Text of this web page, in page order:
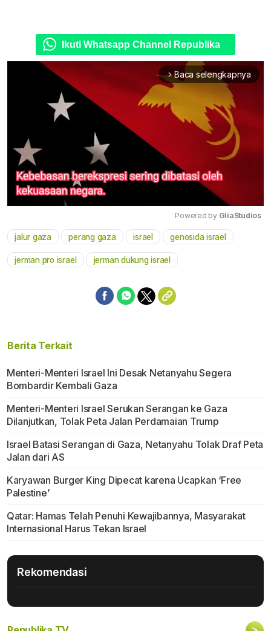
Ikuti Whatsapp Channel Republika
arrow_forward_ios Baca selengkapnya
Mute
Powered by GliaStudios
jalur gaza perang gaza israel genosida israel
jerman pro israel jerman dukung israel
Berita Terkait
Menteri-Menteri Israel Ini Desak Netanyahu Segera
Bombardir Kembali Gaza
Menteri-Menteri Israel Serukan Serangan ke Gaza
Dilanjutkan, Tolak Peta Jalan Perdamaian Trump
Israel Batasi Serangan di Gaza, Netanyahu Tolak Draf Peta
Jalan dari AS
Karyawan Burger King Dipecat karena Ucapkan ‘Free
Palestine’
Qatar: Hamas Telah Penuhi Kewajibannya, Masyarakat
Internasional Harus Tekan Israel
Rekomendasi